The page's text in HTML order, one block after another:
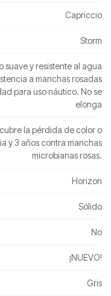
Capriccio
Storm
suave y resistente al agua
a manchas rosadas
para uso náutico. No se
elonga
la pérdida de color o
y 3 años contra manchas
microbianas rosas.
Horizon
Sólido
No
¡NUEVO!
Gris